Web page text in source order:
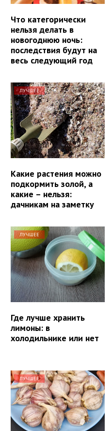
Что категорически
нельзя делать в
новогоднюю ночь:
последствия будут на
весь следующий год
ЛУЧШЕЕ
Какие растения можно
подкормить золой, а
какие – нельзя:
дачникам на заметку
ЛУЧШЕЕ
Где лучше хранить
лимоны: в
холодильнике или нет
ЛУЧШЕЕ